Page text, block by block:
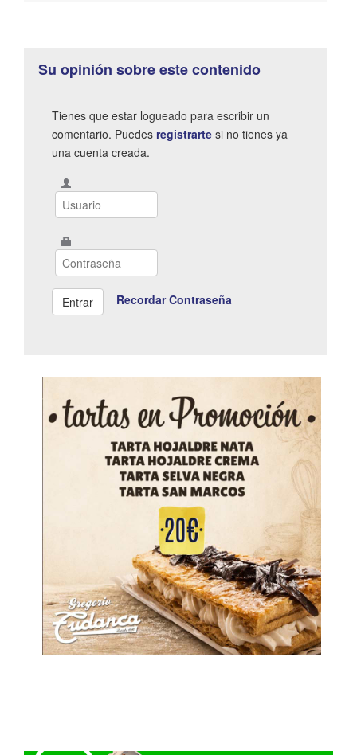
Su opinión sobre este contenido
Tienes que estar logueado para escribir un
comentario. Puedes registrarte si no tienes ya
una cuenta creada.
Recordar Contraseña